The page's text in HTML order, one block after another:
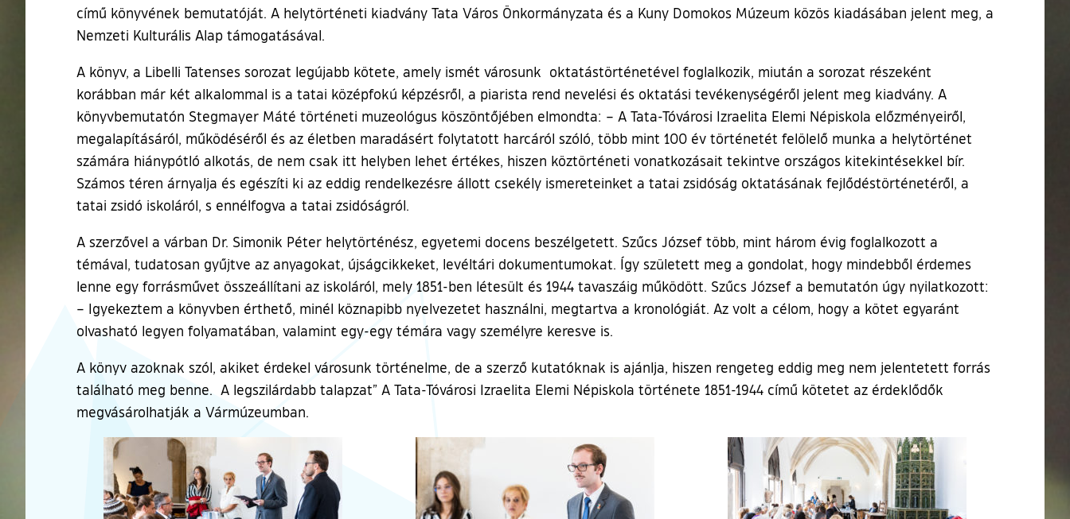
című könyvének bemutatóját. A helytörténeti kiadvány Tata Város Önkormányzata és a Kuny Domokos Múzeum közös kiadásában jelent meg, a
Nemzeti Kulturális Alap támogatásával.
A könyv, a Libelli Tatenses sorozat legújabb kötete, amely ismét városunk oktatástörténetével foglalkozik, miután a sorozat részeként
korábban már két alkalommal is a tatai középfokú képzésről, a piarista rend nevelési és oktatási tevékenységéről jelent meg kiadvány. A
könyvbemutatón Stegmayer Máté történeti muzeológus köszöntőjében elmondta: – A Tata-Tóvárosi Izraelita Elemi Népiskola előzményeiről,
megalapításáról, működéséről és az életben maradásért folytatott harcáról szóló, több mint 100 év történetét felölelő munka a helytörténet
számára hiánypótló alkotás, de nem csak itt helyben lehet értékes, hiszen köztörténeti vonatkozásait tekintve országos kitekintésekkel bír.
Számos téren árnyalja és egészíti ki az eddig rendelkezésre állott csekély ismereteinket a tatai zsidóság oktatásának fejlődéstörténetéről, a
tatai zsidó iskoláról, s ennélfogva a tatai zsidóságról.
A szerzővel a várban Dr. Simonik Péter helytörténész, egyetemi docens beszélgetett. Szűcs József több, mint három évig foglalkozott a
témával, tudatosan gyűjtve az anyagokat, újságcikkeket, levéltári dokumentumokat. Így született meg a gondolat, hogy mindebből érdemes
lenne egy forrásművet összeállítani az iskoláról, mely 1851-ben létesült és 1944 tavaszáig működött. Szűcs József a bemutatón úgy nyilatkozott:
– Igyekeztem a könyvben érthető, minél köznapibb nyelvezetet használni, megtartva a kronológiát. Az volt a célom, hogy a kötet egyaránt
olvasható legyen folyamatában, valamint egy-egy témára vagy személyre keresve is.
A könyv azoknak szól, akiket érdekel városunk történelme, de a szerző kutatóknak is ajánlja, hiszen rengeteg eddig meg nem jelentetett forrás
található meg benne. A legszilárdabb talapzat” A Tata-Tóvárosi Izraelita Elemi Népiskola története 1851-1944 című kötetet az érdeklődők
megvásárolhatják a Vármúzeumban.
Ugrás a galéria utánra